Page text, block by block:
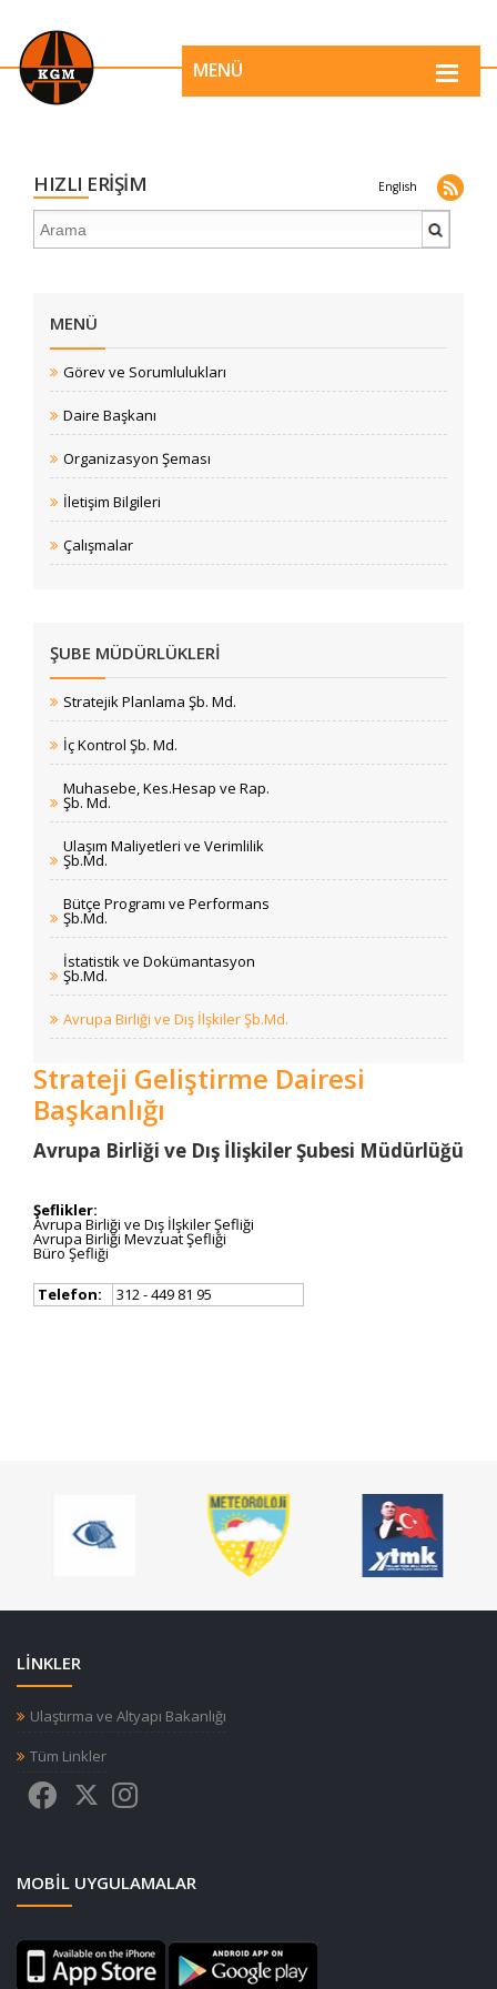
MENÜ
HIZLI ERİŞİM English
MENÜ
Görev ve Sorumlulukları
Daire Başkanı
Organizasyon Şeması
İletişim Bilgileri
Çalışmalar
ŞUBE MÜDÜRLÜKLERI
Stratejik Planlama Şb. Md.
İç Kontrol Şb. Md.
Muhasebe, Kes.Hesap ve Rap.
Şb. Md.
Ulaşım Maliyetleri ve Verimlilik
Şb.Md.
Bütçe Programı ve Performans
Şb.Md.
İstatistik ve Dokümantasyon
Şb.Md.
Avrupa Birliği ve Dış İlşkiler Şb.Md.
Strateji Geliştirme Dairesi
Başkanlığı
Avrupa Birliği ve Dış İlişkiler Şubesi Müdürlüğü
Şeflikler:
Avrupa Birliği ve Dış İlşkiler Şefliği
Avrupa Birliği Mevzuat Şefliği
Büro Şefliği
Telefon:​ 312 - ​449 81 95
LİNKLER
Ulaştırma ve Altyapı Bakanlığı
Tüm Linkler
MOBIL UYGULAMALAR